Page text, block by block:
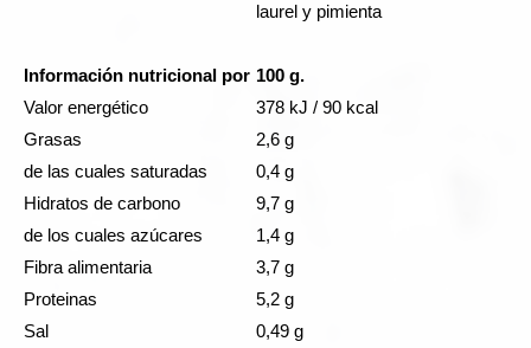
laurel y pimienta
Información nutricional por 100 g.
Valor energético
378 kJ / 90 kcal
Grasas
2,6 g
de las cuales saturadas
0,4 g
Hidratos de carbono
9,7 g
de los cuales azúcares
1,4 g
Fibra alimentaria
3,7 g
Proteinas
5,2 g
Sal
0,49 g